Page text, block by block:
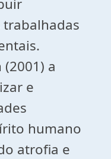
a
e
humano
atrofia e